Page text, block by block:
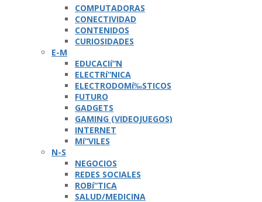
COMPUTADORAS
CONECTIVIDAD
CONTENIDOS
CURIOSIDADES
E-M
EDUCACIí“N
ELECTRí“NICA
ELECTRODOMí‰STICOS
FUTURO
GADGETS
GAMING (VIDEOJUEGOS)
INTERNET
Mí“VILES
N-S
NEGOCIOS
REDES SOCIALES
ROBí“TICA
SALUD/MEDICINA